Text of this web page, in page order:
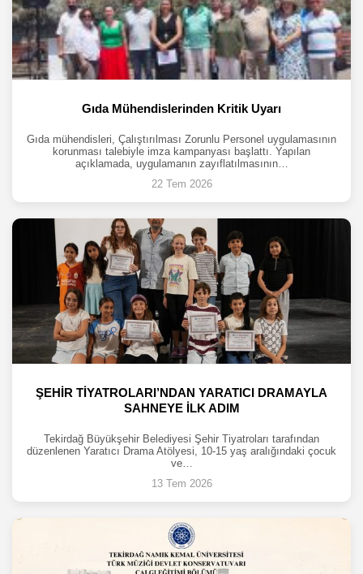
Gıda Mühendislerinden Kritik Uyarı
Gıda mühendisleri, Çalıştırılması Zorunlu Personel uygulamasının
korunması talebiyle imza kampanyası başlattı. Yapılan
açıklamada, uygulamanın zayıflatılmasının…
22 Tem 2026
ŞEHİR TİYATROLARI’NDAN YARATICI DRAMAYLA
SAHNEYE İLK ADIM
Tekirdağ Büyükşehir Belediyesi Şehir Tiyatroları tarafından
düzenlenen Yaratıcı Drama Atölyesi, 10-15 yaş aralığındaki çocuk
ve…
13 Tem 2026